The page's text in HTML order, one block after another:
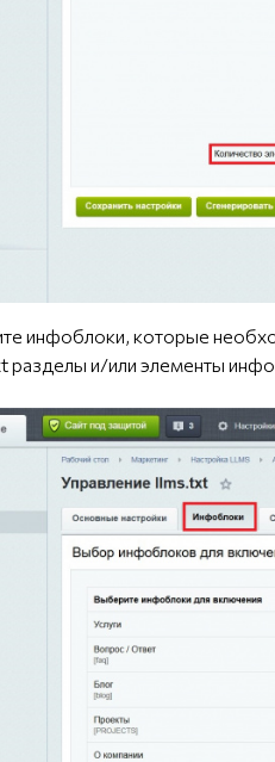
инфоблоки, которые
разделы и/или элементы